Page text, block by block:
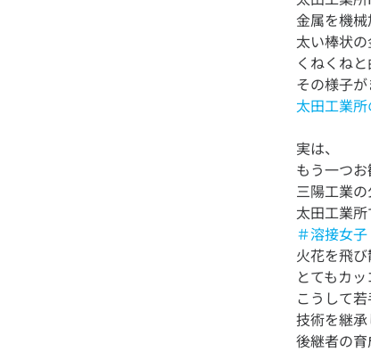
金属を機
太い棒状
くねくね
太田工業
実は、
もう一つ
三陽工業
＃溶接女子
火花を飛び
とてもカ
こうして若
技術を継承
後継者の育